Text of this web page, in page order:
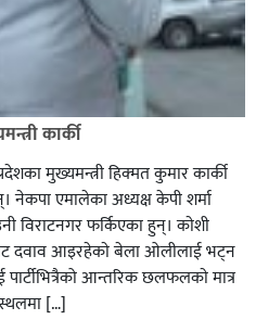
कार्की
मुख्यमन्त्री हिक्मत कुमार कार्की
नेकपा एमालेका अध्यक्ष केपी शर्मा
विराटनगर फर्किएका हुन्। काेशी
दवाव आइरहेकाे बेला ओलीलाई भट्न
आन्तरिक छलफलकाे मात्र
[…]